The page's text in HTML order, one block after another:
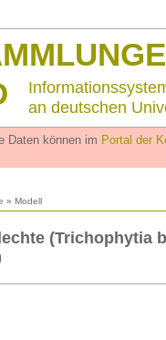
an deutschen
Daten können im Portal der
» Modell
(Trichophytia